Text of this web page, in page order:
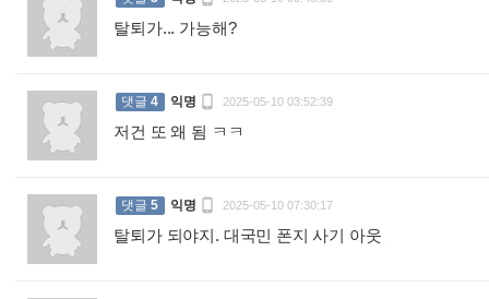
탈퇴가... 가능해?
댓글 4 익명  2025-05-10 03:52:39
저건 또 왜 됨 ㅋㅋ
댓글 5 익명  2025-05-10 07:30:17
탈퇴가 되야지. 대국민 폰지 사기 아웃